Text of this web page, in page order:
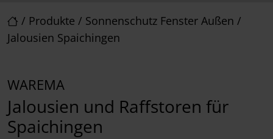
/ Produkte / Sonnenschutz Fenster Außen /
Jalousien Spaichingen
WAREMA
Jalousien und Raffstoren für
Spaichingen